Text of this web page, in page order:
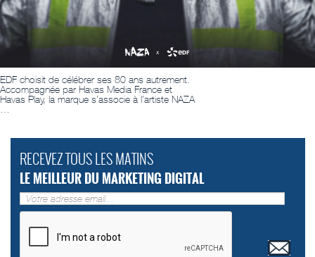
EDF choisit de célébrer ses 80 ans autrement.
Accompagnée par Havas Media France et
Havas Play, la marque s’associe à l’artiste NAZA
…
RECEVEZ TOUS LES MATINS
LE MEILLEUR DU MARKETING DIGITAL